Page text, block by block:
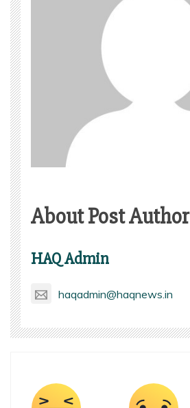
About Post Author
HAQ Admin
haqadmin@haqnews.in